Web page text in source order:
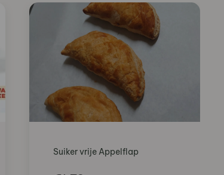
Suiker vrije Appelflap